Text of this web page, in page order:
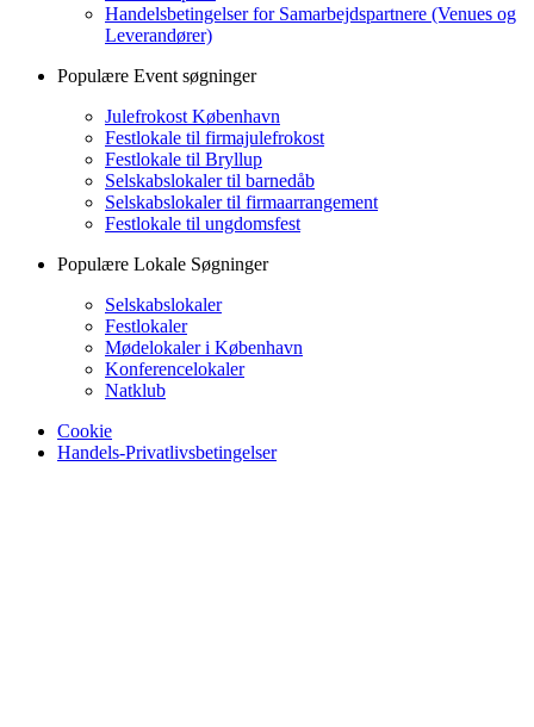
Handelsbetingelser for Samarbejdspartnere (Venues og
Leverandører)
Populære Event søgninger
Julefrokost København
Festlokale til firmajulefrokost
Festlokale til Bryllup
Selskabslokaler til barnedåb
Selskabslokaler til firmaarrangement
Festlokale til ungdomsfest
Populære Lokale Søgninger
Selskabslokaler
Festlokaler
Mødelokaler i København
Konferencelokaler
Natklub
Cookie
Handels-Privatlivsbetingelser